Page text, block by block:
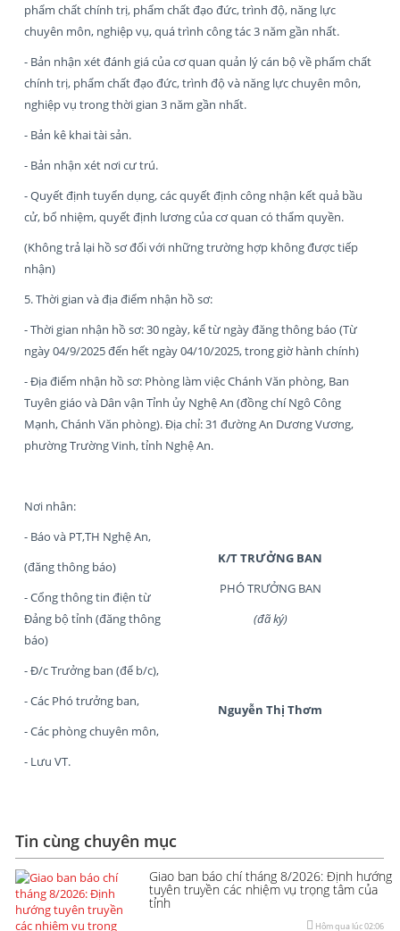
phẩm chất chính trị, phẩm chất đạo đức, trình độ, năng lực
chuyên môn, nghiệp vụ, quá trình công tác 3 năm gần nhất.
- Bản nhận xét đánh giá của cơ quan quản lý cán bộ về phẩm chất
chính trị, phẩm chất đạo đức, trình độ và năng lực chuyên môn,
nghiệp vụ trong thời gian 3 năm gần nhất.
- Bản kê khai tài sản.
- Bản nhận xét nơi cư trú.
- Quyết định tuyển dụng, các quyết định công nhận kết quả bầu
cử, bổ nhiệm, quyết định lương của cơ quan có thẩm quyền.
(Không trả lại hồ sơ đối với những trường hợp không được tiếp
nhận)
5. Thời gian và địa điểm nhận hồ sơ:
- Thời gian nhận hồ sơ: 30 ngày, kể từ ngày đăng thông báo (Từ
ngày 04/9/2025 đến hết ngày 04/10/2025, trong giờ hành chính)
- Địa điểm nhận hồ sơ: Phòng làm việc Chánh Văn phòng, Ban
Tuyên giáo và Dân vận Tỉnh ủy Nghệ An (đồng chí Ngô Công
Mạnh, Chánh Văn phòng). Địa chỉ: 31 đường An Dương Vương,
phường Trường Vinh, tỉnh Nghệ An.
Nơi nhân:
- Báo và PT,TH Nghệ An,
(đăng thông báo)
- Cổng thông tin điện từ
Đảng bộ tỉnh (đăng thông
báo)
- Đ/c Trưởng ban (để b/c),
- Các Phó trưởng ban,
- Các phòng chuyên môn,
- Lưu VT.
K/T TRƯỞNG BAN
PHÓ TRƯỞNG BAN
(đã ký)
Nguyễn Thị Thơm
Tin cùng chuyên mục
Giao ban báo chí tháng 8/2026: Định hướng
tuyên truyền các nhiệm vụ trọng tâm của
tỉnh
Hôm qua lúc 02:06